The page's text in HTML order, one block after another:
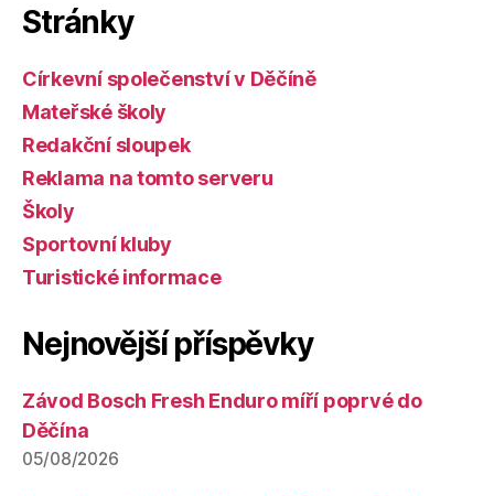
Stránky
Církevní společenství v Děčíně
Mateřské školy
Redakční sloupek
Reklama na tomto serveru
Školy
Sportovní kluby
Turistické informace
Nejnovější příspěvky
Závod Bosch Fresh Enduro míří poprvé do
Děčína
05/08/2026